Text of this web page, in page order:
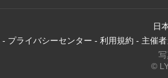
日
- プライバシーセンター - 利用規約 - 主催
©